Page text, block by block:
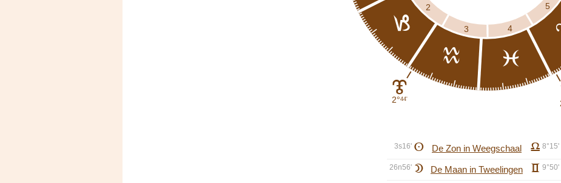
5
j
2
J
2°44'
k
3
l
4
3s16' A De Zon in Weegschaal g 8°15'
26n56' B De Maan in Tweelingen c 9°50'